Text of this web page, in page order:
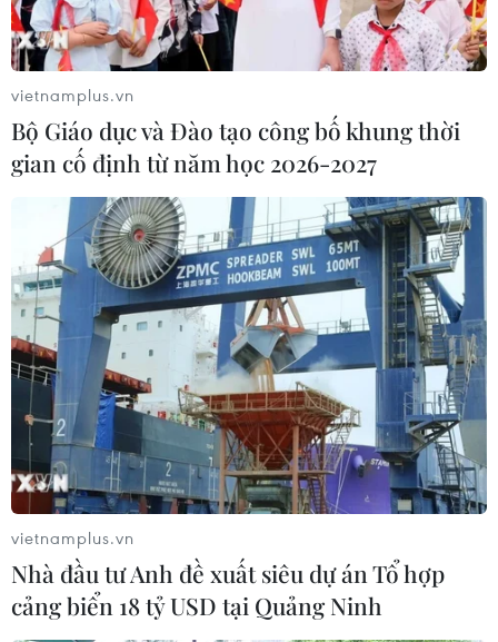
Pháp và Nga đẩy mạnh tìm kiếm giải pháp
cho cuộc xung đột tại Ukraine
21/02/2022 00:43
Tổng thống Pháp Emmanuel Macron và người đồng cấp
Nga Vladimir Putin đã có cuộc điện đàm kéo dài
khoảng 1 giờ đồng hồ trong tối 20/2 (theo giờ Paris).
vietnamplus.vn
Bộ Giáo dục và Đào tạo công bố khung thời
gian cố định từ năm học 2026-2027
vietnamplus.vn
Nhà đầu tư Anh đề xuất siêu dự án Tổ hợp
cảng biển 18 tỷ USD tại Quảng Ninh